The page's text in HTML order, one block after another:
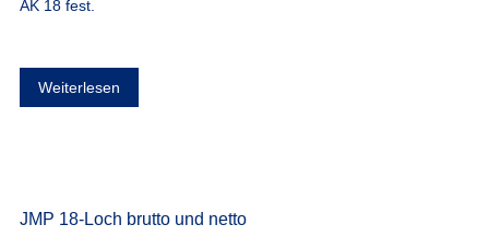
AK 18 fest.
Weiterlesen
JMP 18-Loch brutto und netto